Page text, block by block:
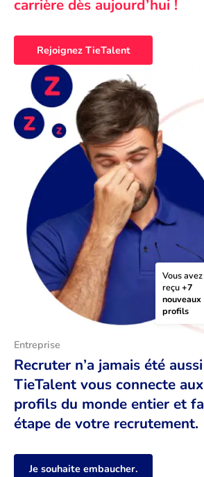
carrière dès aujourd’hui !
Rejoignez TieTalent
Vous avez
reçu +7
nouveaux
profils
Entreprise
Recruter n’a jamais été
TieTalent vous connecte
profils du monde entier et
étape de votre recrutement.
Je souhaite embaucher.